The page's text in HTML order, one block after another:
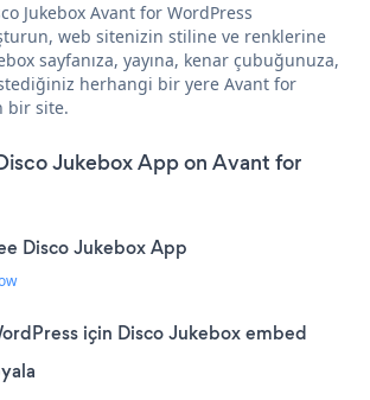
Jukebox Avant for WordPress
web sitenizin stiline ve renklerine
sayfanıza, yayına, kenar çubuğunuza,
herhangi bir yere Avant for
bir site.
Jukebox App on Avant for
Disco Jukebox App
için Disco Jukebox embed